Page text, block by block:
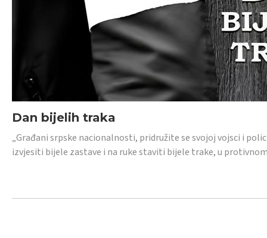
Dan bijelih traka
„Građani srpske nacionalnosti, pridružite se svojoj vojsci i
izvjesiti bijele zastave i na ruke staviti bijele trake, u